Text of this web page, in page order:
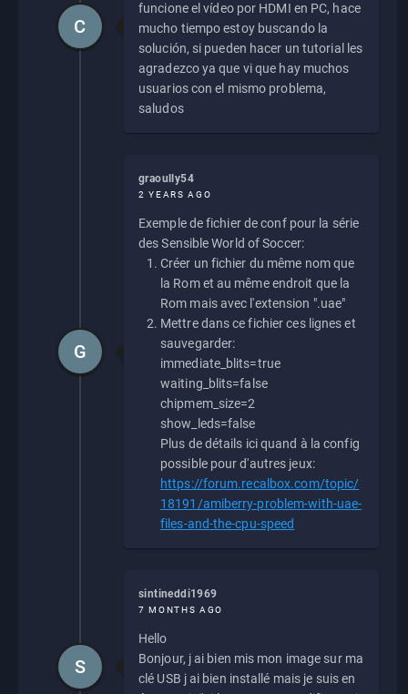
funcione el vídeo por HDMI en PC, hace
mucho tiempo estoy buscando la
solución, si pueden hacer un tutorial les
agradezco ya que vi que hay muchos
usuarios con el mismo problema,
saludos
C
graoully54
2 YEARS AGO
Exemple de fichier de conf pour la série
des Sensible World of Soccer:
Créer un fichier du même nom que
la Rom et au même endroit que la
Rom mais avec l'extension ".uae"
Mettre dans ce fichier ces lignes et
sauvegarder:
immediate_blits=true
waiting_blits=false
chipmem_size=2
show_leds=false
Plus de détails ici quand à la config
possible pour d'autres jeux:
https://forum.recalbox.com/topic/
18191/amiberry-problem-with-uae-
files-and-the-cpu-speed
G
sintineddi1969
7 MONTHS AGO
Hello
Bonjour, j ai bien mis mon image sur ma
clé USB j ai bien installé mais je suis en
S